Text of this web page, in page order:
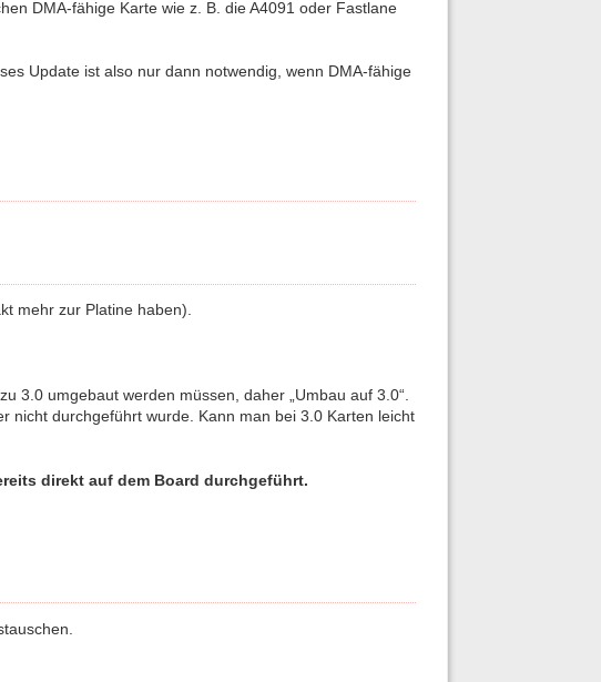
DMA-fähige Karte wie z. B. die A4091 oder Fastlane
Update ist also nur dann notwendig, wenn DMA-fähige
mehr zur Platine haben).
3.0 umgebaut werden müssen, daher „Umbau auf 3.0“.
nicht durchgeführt wurde. Kann man bei 3.0 Karten leicht
direkt auf dem Board durchgeführt.